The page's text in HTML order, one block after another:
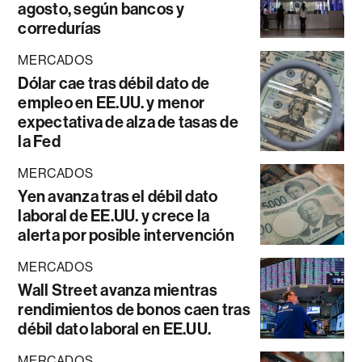
agosto, según bancos y
corredurías
MERCADOS
Dólar cae tras débil dato de
empleo en EE.UU. y menor
expectativa de alza de tasas de
la Fed
MERCADOS
Yen avanza tras el débil dato
laboral de EE.UU. y crece la
alerta por posible intervención
MERCADOS
Wall Street avanza mientras
rendimientos de bonos caen tras
débil dato laboral en EE.UU.